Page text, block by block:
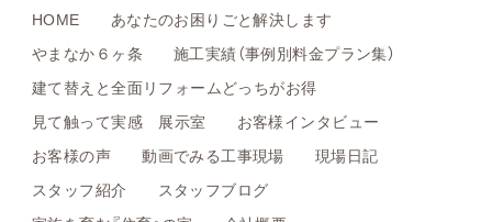
HOME
あなたのお困りごと解決します
やまなか６ヶ条
施工実績（事例別料金プラン集）
建て替えと全面リフォームどっちがお得
見て触って実感 展示室
お客様インタビュー
お客様の声
動画でみる工事現場
現場日記
スタッフ紹介
スタッフブログ